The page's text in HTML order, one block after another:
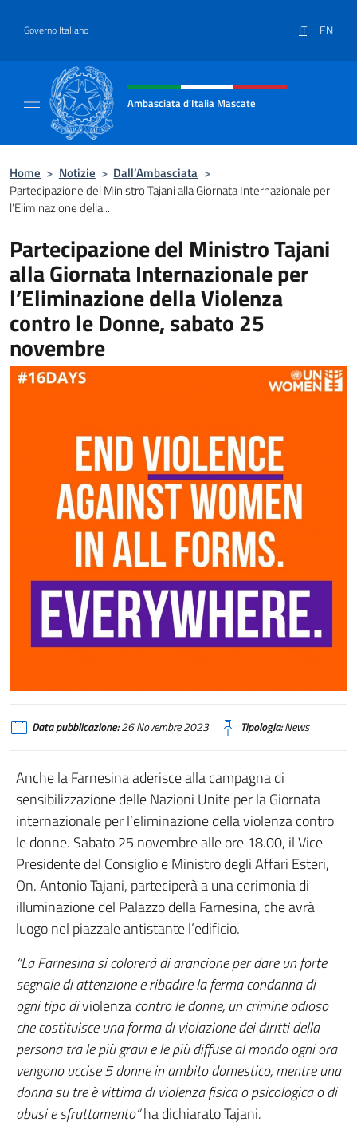
Governo Italiano IT EN
Intestazione sito, social e menù
Ambasciata d'Italia Mascate
Home > Notizie > Dall’Ambasciata >
Partecipazione del Ministro Tajani alla Giornata Internazionale per
l’Eliminazione della...
Partecipazione del Ministro Tajani
alla Giornata Internazionale per
l’Eliminazione della Violenza
contro le Donne, sabato 25
novembre
Data pubblicazione:26 Novembre 2023 Tipologia:News
Anche la Farnesina aderisce alla campagna di
sensibilizzazione delle Nazioni Unite per la Giornata
internazionale per l’eliminazione della violenza contro
le donne. Sabato 25 novembre alle ore 18.00, il Vice
Presidente del Consiglio e Ministro degli Affari Esteri,
On. Antonio Tajani, parteciperà a una cerimonia di
illuminazione del Palazzo della Farnesina, che avrà
luogo nel piazzale antistante l’edificio.
“La Farnesina si colorerà di arancione per dare un forte
segnale di attenzione e ribadire la ferma condanna di
ogni tipo diviolenzacontro le donne, un crimine odioso
che costituisce una forma di violazione dei diritti della
persona tra le più gravi e le più diffuse al mondo ogni ora
vengono uccise 5 donne in ambito domestico, mentre una
donna su tre è vittima di violenza fisica o psicologica o di
abusi e sfruttamento”ha dichiarato Tajani.